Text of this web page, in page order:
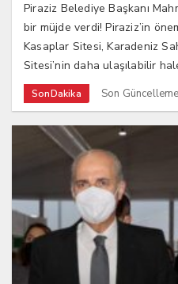
Piraziz Belediye Başkanı
bir müjde verdi! Piraziz’in
Kasaplar Sitesi, Karadeniz
Sitesi’nin daha ulaşılabilir
SonDakika Son